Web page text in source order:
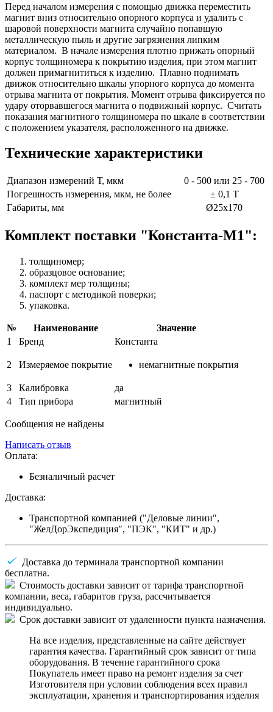
Перед началом измерения с помощью движка переместить
магнит вниз относительно опорного корпуса и удалить с
шаровой поверхности магнита случайно попавшую
металлическую пыль и другие загрязнения липким
материалом. В начале измерения плотно прижать опорный
корпус толщиномера к покрытию изделия, при этом магнит
должен примагнититься к изделию. Плавно поднимать
движок относительно шкалы упорного корпуса до момента
отрыва магнита от покрытия. Момент отрыва фиксируется по
удару оторвавшегося магнита о подвижный корпус. Считать
показания магнитного толщиномера по шкале в соответствии
с положением указателя, расположенного на движке.
Технические характеристики
Диапазон измерений Т, мкм
0 - 500 или 25 - 700
Погрешность измерения, мкм, не более
± 0,1 Т
Габариты, мм
Ø25х170
Комплект поставки "Константа-М1":
толщиномер;
образцовое основание;
комплект мер толщины;
паспорт с методикой поверки;
упаковка.
№ Наименование
Значение
1
Бренд Константа
2 Измеряемое покрытие немагнитные покрытия
3 Калибровка
да
4
Тип прибора магнитный
Сообщения не найдены
Написать отзыв
Оплата:
Безналичный расчет
Доставка:
Транспортной компанией ("Деловые линии",
"ЖелДорЭкспедиция", "ПЭК", "КИТ" и др.)
Доставка до терминала транспортной компании
бесплатна.
Стоимость доставки зависит от тарифа транспортной
компании, веса, габаритов груза, рассчитывается
индивидуально.
Срок доставки зависит от удаленности пункта назначения.
На все изделия, представленные на сайте действует
гарантия качества. Гарантийный срок зависит от типа
оборудования. В течение гарантийного срока
Покупатель имеет право на ремонт изделия за счет
Изготовителя при условии соблюдения всех правил
эксплуатации, хранения и транспортирования изделия